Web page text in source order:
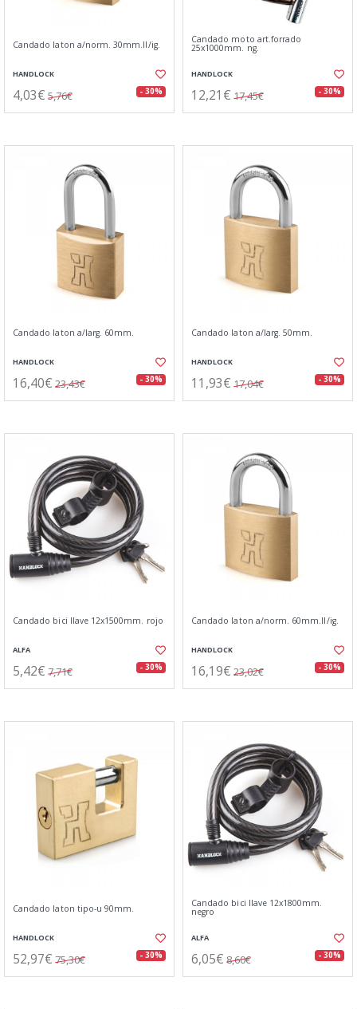
Candado laton a/norm. 30mm.ll/ig.
HANDLOCK
4,03€ 5,76€ - 30%
Candado moto art.forrado
25x1000mm. ng.
HANDLOCK
12,21€ 17,45€ - 30%
Candado laton a/larg. 60mm.
HANDLOCK
16,40€ 23,43€ - 30%
Candado laton a/larg. 50mm.
HANDLOCK
11,93€ 17,04€ - 30%
Candado bici llave 12x1500mm. rojo
ALFA
5,42€ 7,71€ - 30%
Candado laton a/norm. 60mm.ll/ig.
HANDLOCK
16,19€ 23,02€ - 30%
Candado laton tipo-u 90mm.
HANDLOCK
52,97€ 75,30€ - 30%
Candado bici llave 12x1800mm.
negro
ALFA
6,05€ 8,60€ - 30%